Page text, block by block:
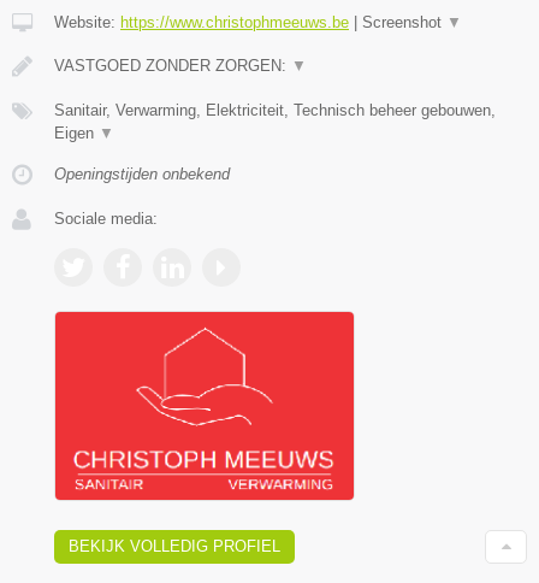
Website: https://www.christophmeeuws.be | Screenshot ▼
VASTGOED ZONDER ZORGEN: ▼
Sanitair, Verwarming, Elektriciteit, Technisch beheer gebouwen,
Eigen ▼
Openingstijden onbekend
Sociale media:
BEKIJK VOLLEDIG PROFIEL